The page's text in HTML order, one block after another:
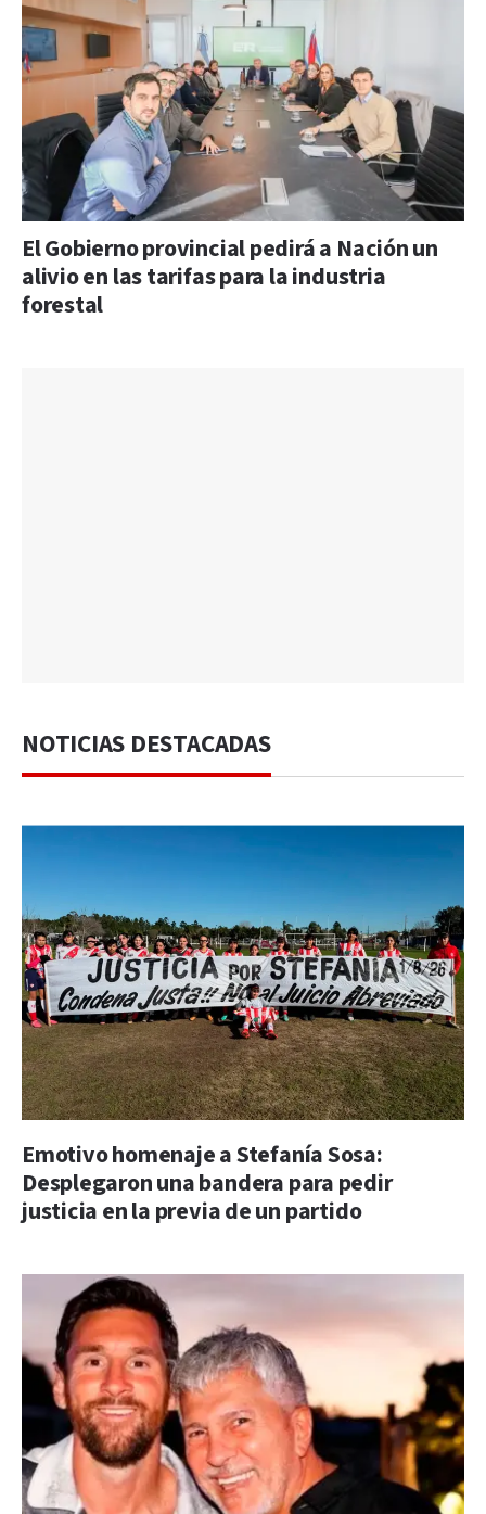
El Gobierno provincial pedirá a Nación un
alivio en las tarifas para la industria
forestal
NOTICIAS DESTACADAS
Emotivo homenaje a Stefanía Sosa:
Desplegaron una bandera para pedir
justicia en la previa de un partido